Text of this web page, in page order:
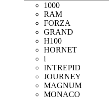
1000
RAM
FORZA
GRAND
H100
HORNET
i
INTREPID
JOURNEY
MAGNUM
MONACO